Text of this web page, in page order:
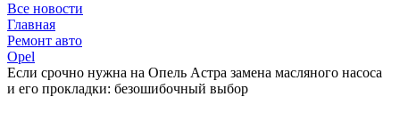
Все новости
Главная
Ремонт авто
Opel
Если срочно нужна на Опель Астра замена масляного насоса
и его прокладки: безошибочный выбор